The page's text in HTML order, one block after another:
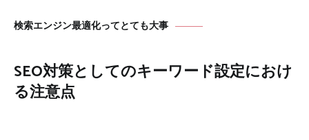
検索エンジン最適化ってとても大事
SEO対策としてのキーワード設定におけ
る注意点